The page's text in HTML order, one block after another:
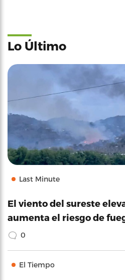
Lo Último
Last Minute
El viento del sureste
aumenta el riesgo de
0
El Tiempo